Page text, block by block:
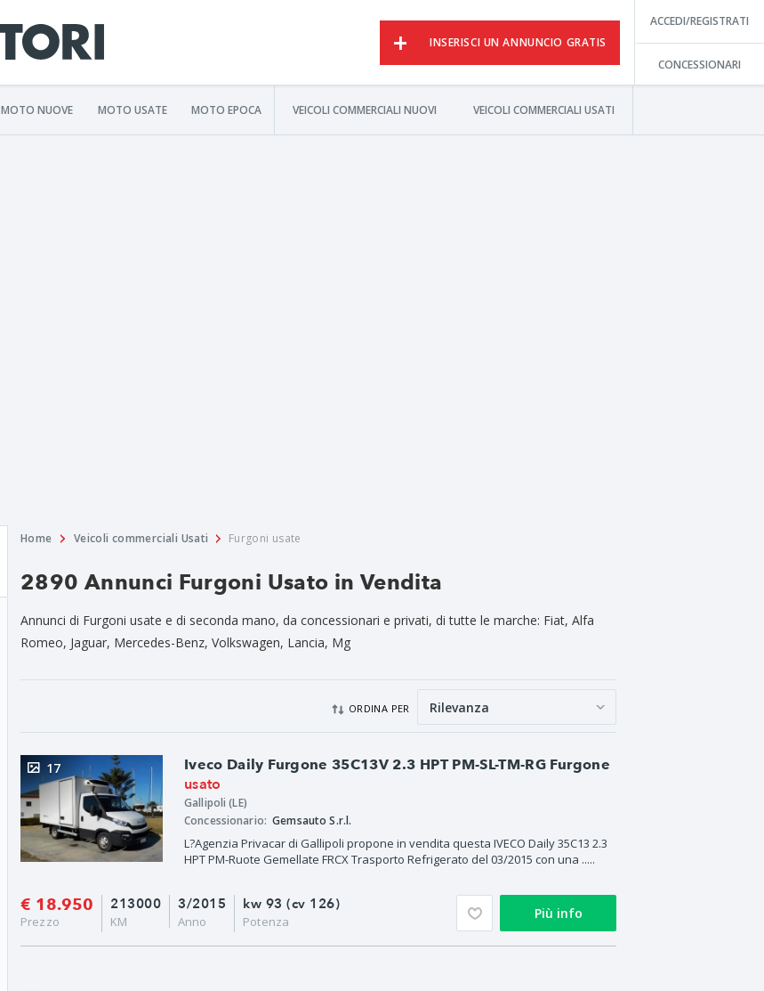
INSERISCI UN ANNUNCIO GRATIS
ACCEDI/REGISTRATI
CONCESSIONARI
MOTO NUOVE MOTO USATE MOTO EPOCA VEICOLI COMMERCIALI NUOVI VEICOLI COMMERCIALI USATI
Home Veicoli commerciali Usati Furgoni usate
2890 Annunci Furgoni Usato in Vendita
Annunci di Furgoni usate e di seconda mano, da concessionari e privati, di tutte le marche: Fiat, Alfa
Romeo, Jaguar, Mercedes-Benz, Volkswagen, Lancia, Mg
ORDINA PER
Iveco Daily Furgone 35C13V 2.3 HPT PM-SL-TM-RG Furgone
usato
17
Gallipoli (LE)
Concessionario: Gemsauto S.r.l.
L?Agenzia Privacar di Gallipoli propone in vendita questa IVECO Daily 35C13 2.3
HPT PM-Ruote Gemellate FRCX Trasporto Refrigerato del 03/2015 con una .....
€ 18.950
Prezzo
3/2015
Anno
213000
KM
kw 93 (cv 126)
Potenza Più info